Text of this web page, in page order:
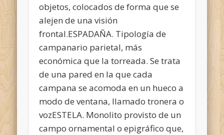
objetos, colocados de forma que se
alejen de una visión
frontal.ESPADAÑA. Tipología de
campanario parietal, más
económica que la torreada. Se trata
de una pared en la que cada
campana se acomoda en un hueco a
modo de ventana, llamado tronera o
vozESTELA. Monolito provisto de un
campo ornamental o epigráfico que,